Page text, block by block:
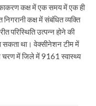
कक्ष में एक समय में एक ही
कक्ष में संबंधित व्यक्ति
परिस्थिति उत्पन्न होने की
था। वेक्सीनेशन टीम में
में जिले में 9161 स्वास्थ्य